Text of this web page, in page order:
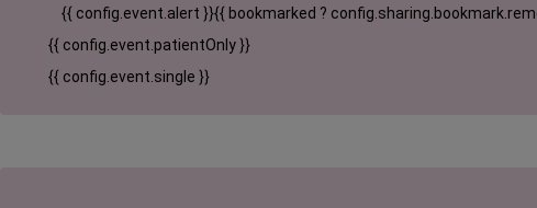
{{ config.event.alert }}{{ bookmarked ?
{{ config.event.patientOnly }}
{{ config.event.single }}